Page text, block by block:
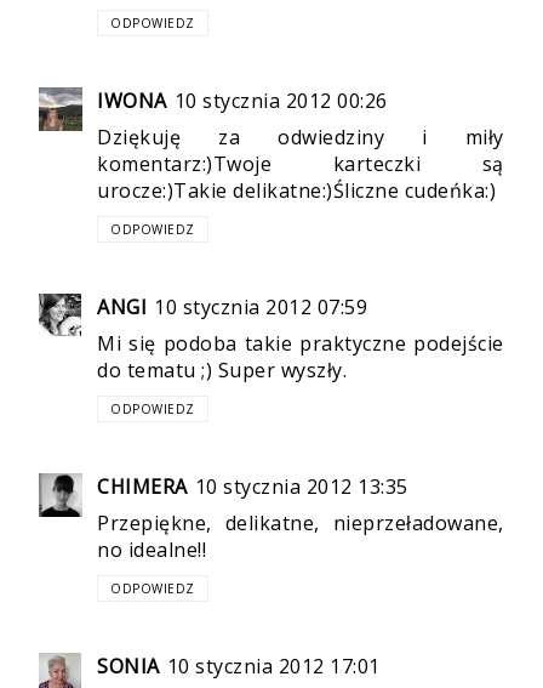
ODPOWIEDZ
IWONA 10 stycznia 2012 00:26
Dziękuję za odwiedziny i miły
komentarz:)Twoje karteczki są
urocze:)Takie delikatne:)Śliczne cudeńka:)
ODPOWIEDZ
ANGI 10 stycznia 2012 07:59
Mi się podoba takie praktyczne podejście
do tematu ;) Super wyszły.
ODPOWIEDZ
CHIMERA 10 stycznia 2012 13:35
Przepiękne, delikatne, nieprzeładowane,
no idealne!!
ODPOWIEDZ
SONIA 10 stycznia 2012 17:01